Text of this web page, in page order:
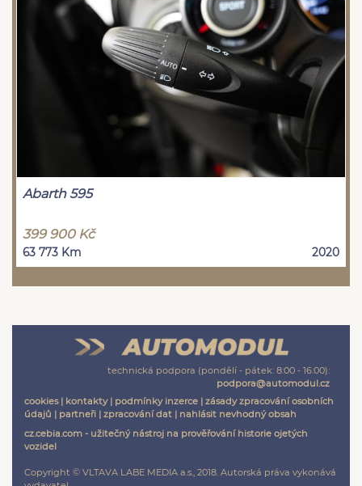
Abarth 595
399 900 Kč
63 773 Km 2020
technická podpora (pondělí - pátek: 8:00 - 16:00):
podpora@automodul.cz
cookies| kontakty| podmínky inzerce | zásady zpracování osobních
údajů | partneři | zpracování dat | nahlásit nevhodný obsah
cz.cebia.com - užitečný nástroj na prověřování historie ojetých
vozidel
Copyright © VLTAVA LABE MEDIA a.s., 2018. Autorská práva vykonává